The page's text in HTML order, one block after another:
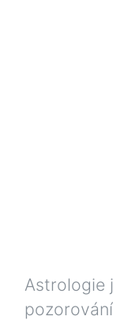
Astrologie